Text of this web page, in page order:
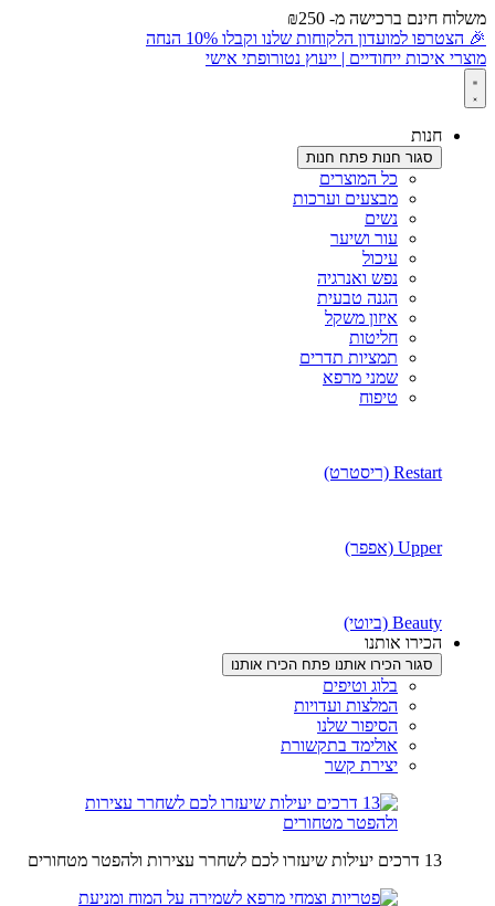
לתוכן
משלוח חינם ברכישה מ- ₪250
🎉 הצטרפו למועדון הלקוחות שלנו וקבלו 10% הנחה
מוצרי איכות ייחודיים | ייעוץ נטורופתי אישי
חנות
סגור חנות פתח חנות
כל המוצרים
מבצעים וערכות
נשים
עור ושיער
עיכול
נפש ואנרגיה
הגנה טבעית
איזון משקל
חליטות
תמציות תדרים
שמני מרפא
טיפוח
Restart (ריסטרט)
Upper (אפפר)
Beauty (ביוטי)
הכירו אותנו
סגור הכירו אותנו פתח הכירו אותנו
בלוג וטיפים
המלצות ועדויות
הסיפור שלנו
אולימד בתקשורת
יצירת קשר
13 דרכים יעילות שיעזרו לכם לשחרר עצירות ולהפטר מטחורים